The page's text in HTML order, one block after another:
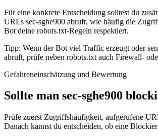
Für eine konkrete Entscheidung solltest du
URLs sec-sghe900 abruft, wie häufig die
Bot deine robots.txt-Regeln respektiert.
Tipp: Wenn der Bot viel Traffic erzeugt oder
abruft, prüfe neben robots.txt auch Firewall-
Gefahreneinschätzung und Bewertung
Sollte man sec-sghe900
Prüfe zuerst Zugriffshäufigkeit, aufgerufene
Danach kannst du entscheiden, ob eine